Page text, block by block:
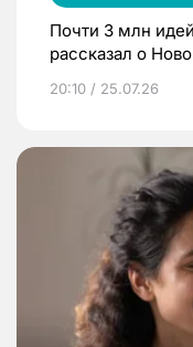
Почти 3 млн
рассказал о
20:10 / 25.07.26